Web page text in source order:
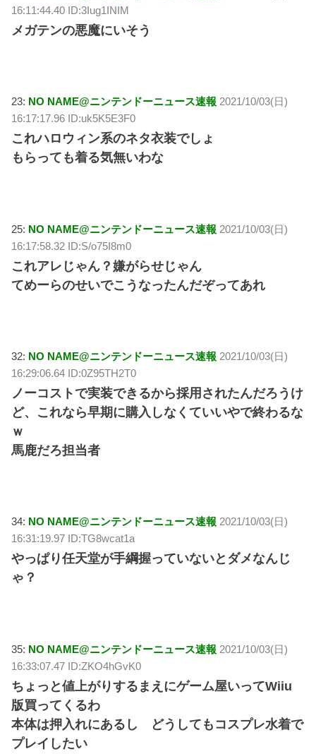
16:11:44.40 ID:3Iug1INIM
メガテンの悪魔にいそう
23: NO NAME@ニンテンドーニュース速報 2021/10/03(日)
16:17:17.96 ID:uk5K5E3F0
これハロウィン系のネタ衣装でしょ
もらっても着る気無いわな
25: NO NAME@ニンテンドーニュース速報 2021/10/03(日)
16:17:58.32 ID:S/o75I8m0
これアレじゃん？嫌がらせじゃん
てめーらのせいでこうなったんだぞってあれ
32: NO NAME@ニンテンドーニュース速報 2021/10/03(日)
16:29:06.64 ID:0Z95TH2T0
ノーコストで実装できるから採用されたんだろうけ
ど、これなら早期に購入しなくていいやで終わるな
ｗ
馬鹿だろ担当者
34: NO NAME@ニンテンドーニュース速報 2021/10/03(日)
16:31:19.97 ID:TG8wcat1a
やっぱり任天堂が手綱握っていないとダメなんじ
ゃ？
35: NO NAME@ニンテンドーニュース速報 2021/10/03(日)
16:33:07.47 ID:ZKO4hGvK0
ちょっと値上がりするまえにゲーム屋いってWiiu
版買ってくるわ
本体は押入れにあるし どうしてもコスプレ水着で
プレイしたい